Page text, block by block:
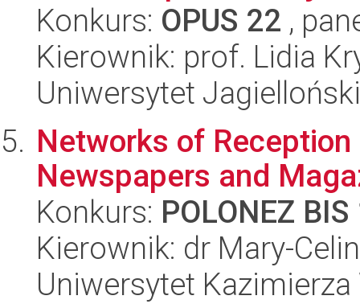
Konkurs: OPUS 22 ,
Kierownik: prof. Lidia
Uniwersytet
Networks of
Newspapers and
Konkurs: POLONEZ BIS
Kierownik: dr Mary-
Uniwersytet